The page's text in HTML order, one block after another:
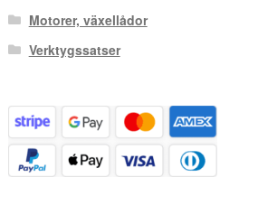
Motorer, växellådor
Verktygssatser